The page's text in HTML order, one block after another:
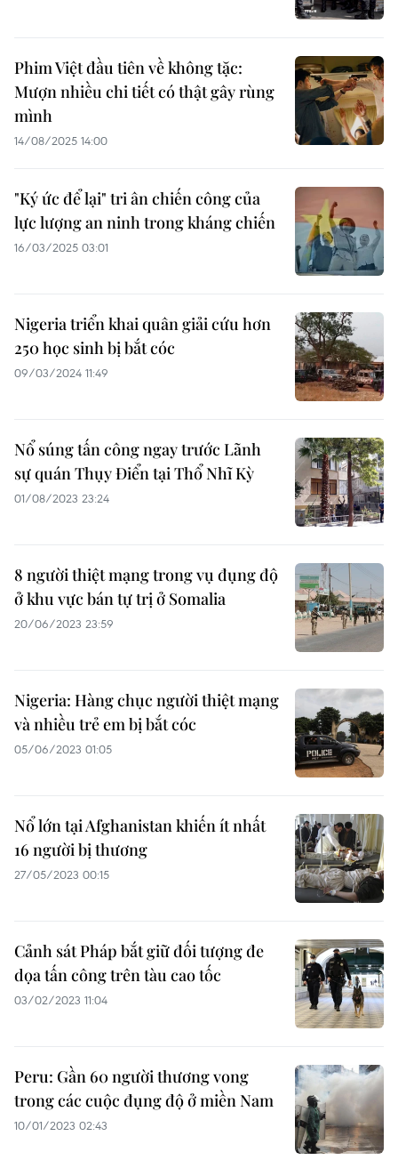
Phim Việt đầu tiên về không tặc:
Mượn nhiều chi tiết có thật gây rùng
mình
14/08/2025 14:00
"Ký ức để lại" tri ân chiến công của
lực lượng an ninh trong kháng chiến
16/03/2025 03:01
Nigeria triển khai quân giải cứu hơn
250 học sinh bị bắt cóc
09/03/2024 11:49
Nổ súng tấn công ngay trước Lãnh
sự quán Thụy Điển tại Thổ Nhĩ Kỳ
01/08/2023 23:24
8 người thiệt mạng trong vụ đụng độ
ở khu vực bán tự trị ở Somalia
20/06/2023 23:59
Nigeria: Hàng chục người thiệt mạng
và nhiều trẻ em bị bắt cóc
05/06/2023 01:05
Nổ lớn tại Afghanistan khiến ít nhất
16 người bị thương
27/05/2023 00:15
Cảnh sát Pháp bắt giữ đối tượng đe
dọa tấn công trên tàu cao tốc
03/02/2023 11:04
Peru: Gần 60 người thương vong
trong các cuộc đụng độ ở miền Nam
10/01/2023 02:43